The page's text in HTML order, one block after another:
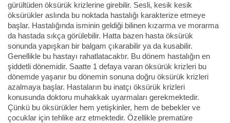
gürültüden öksürük krizlerine girebilir. Sesli, kesik kesik
öksürükler aslında bu noktada hastalığı karakterize etmeye
başlar. Hastalığında isminin geldiği bilinen kızarma ve morarma
da hastada sıkça görülebilir. Hatta bazen hasta öksürük
sonunda yapışkan bir balgam çıkarabilir ya da kusabilir.
Genellikle bu hastayı rahatlatacaktır. Bu dönem hastalığın en
şiddetli dönemidir. Saatte 1 defaya varan öksürük krizleri bu
dönemde yaşanır bu dönemin sonuna doğru öksürük krizleri
azalmaya başlar. Hastaların bu inatçı öksürük krizleri
konusunda doktoru muhakkak uyarmaları gerekmektedir.
Çünkü bu öksürükler hem yetişkinler, hem de bebekler ve
çocuklar için tehlike arz etmektedir. Özellikle prematüre